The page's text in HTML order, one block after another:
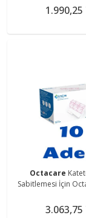
10mt.
1.990,25
Octacare
Sabitlemesi İçin
Adet
3.063,75